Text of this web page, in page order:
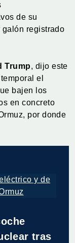
de su
galón registrado
Trump, dijo este
el
bajen los
en concreto
por donde
tras